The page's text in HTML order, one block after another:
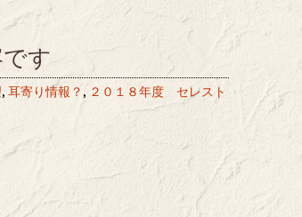
す
, 耳寄り情報？ , ２０１８年度 セレスト